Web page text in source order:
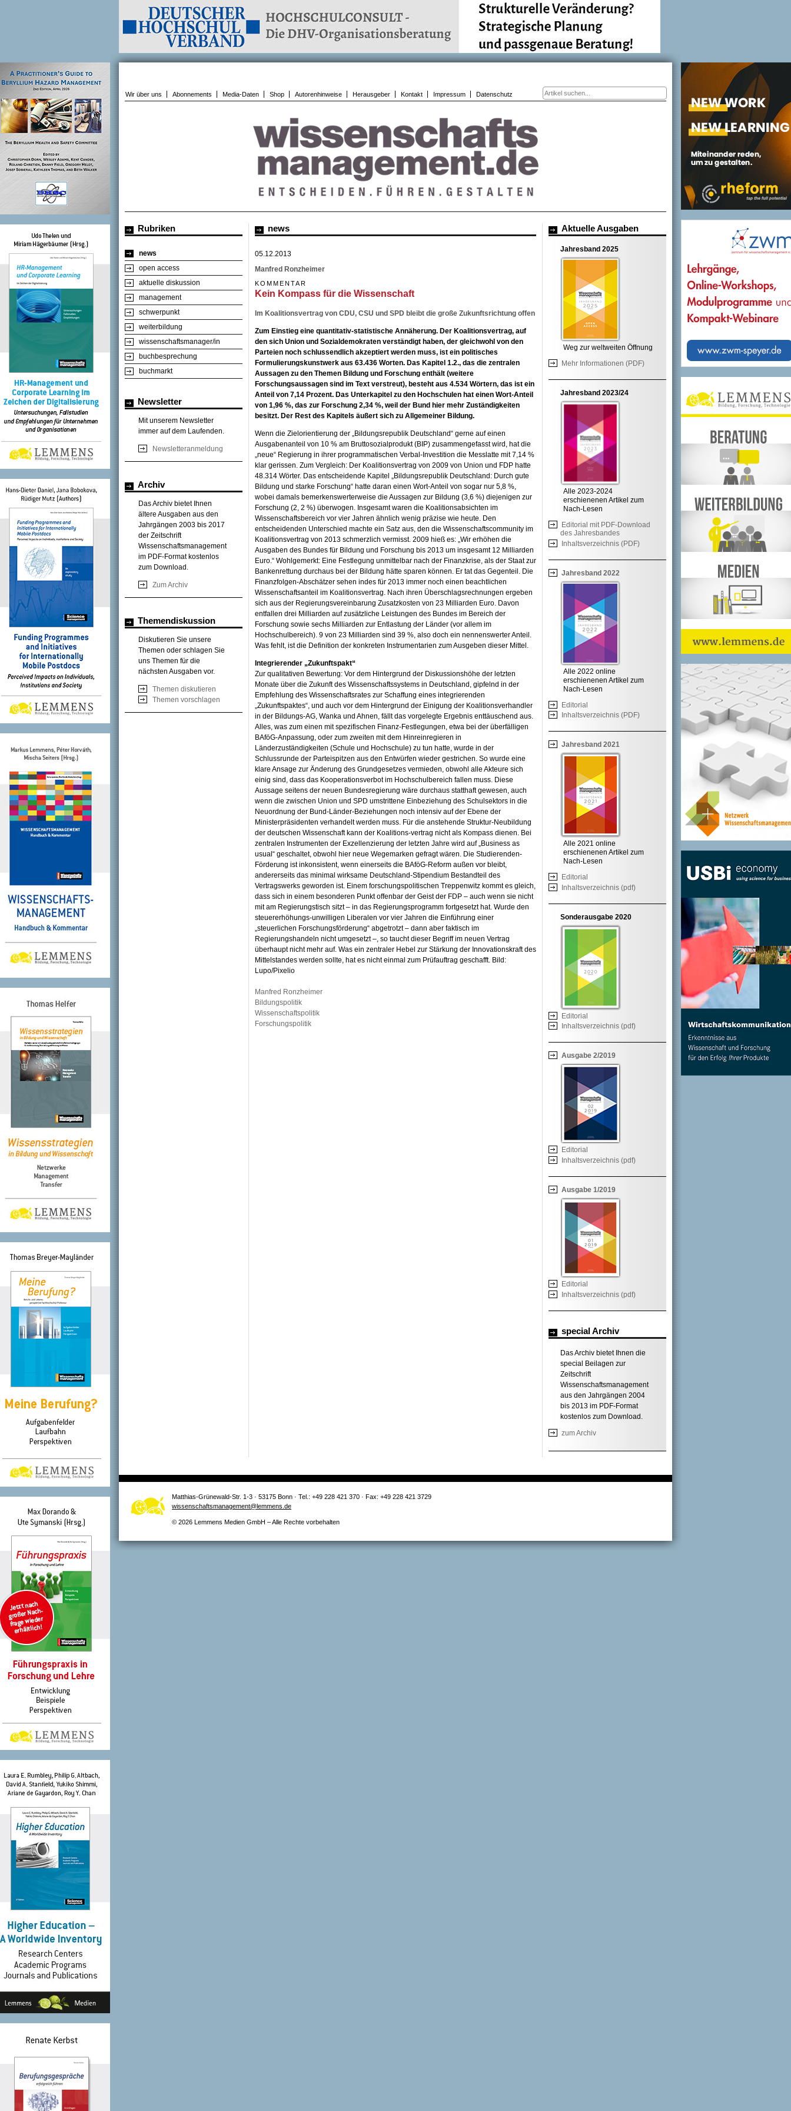
Wir über uns Abonnements Media-Daten Shop Autorenhinweise Herausgeber Kontakt Impressum Datenschutz Suchformular
Rubriken
news
open access
aktuelle diskussion
management
schwerpunkt
weiterbildung
wissenschaftsmanager/in
buchbesprechung
buchmarkt
Newsletter
Mit unserem Newsletter
immer auf dem Laufenden.
Newsletteranmeldung
Archiv
Das Archiv bietet Ihnen
ältere Ausgaben aus den
Jahrgängen 2003 bis 2017
der Zeitschrift
Wissenschaftsmanagement
im PDF-Format kostenlos
zum Download.
Zum Archiv
Themendiskussion
Diskutieren Sie unsere
Themen oder schlagen Sie
uns Themen für die
nächsten Ausgaben vor.
Themen diskutieren
Themen vorschlagen
Aktuelle Ausgaben
Jahresband 2025
Weg zur weltweiten Öffnung
Mehr Informationen (PDF)
Jahresband 2023/24
Alle 2023-2024
erschienenen Artikel zum
Nach-Lesen
Editorial mit PDF-Download
des Jahresbandes
Inhaltsverzeichnis (PDF)
Jahresband 2022
Alle 2022 online
erschienenen Artikel zum
Nach-Lesen
Editorial
Inhaltsverzeichnis (PDF)
Jahresband 2021
Alle 2021 online
erschienenen Artikel zum
Nach-Lesen
Editorial
Inhaltsverzeichnis (pdf)
Sonderausgabe 2020
Editorial
Inhaltsverzeichnis (pdf)
Ausgabe 2/2019
Editorial
Inhaltsverzeichnis (pdf)
Ausgabe 1/2019
Editorial
Inhaltsverzeichnis (pdf)
special Archiv
Das Archiv bietet Ihnen die
special Beilagen zur
Zeitschrift
Wissenschaftsmanagement
aus den Jahrgängen 2004
bis 2013 im PDF-Format
kostenlos zum Download.
zum Archiv
news
05.12.2013
Manfred Ronzheimer
KOMMENTAR
Kein Kompass für die Wissenschaft
Im Koalitionsvertrag von CDU, CSU und SPD bleibt die große Zukunftsrichtung offen
Zum Einstieg eine quantitativ-statistische Annäherung. Der Koalitionsvertrag, auf
den sich Union und Sozialdemokraten verständigt haben, der gleichwohl von den
Parteien noch schlussendlich akzeptiert werden muss, ist ein politisches
Formulierungskunstwerk aus 63.436 Worten. Das Kapitel 1.2., das die zentralen
Aussagen zu den Themen Bildung und Forschung enthält (weitere
Forschungsaussagen sind im Text verstreut), besteht aus 4.534 Wörtern, das ist ein
Anteil von 7,14 Prozent. Das Unterkapitel zu den Hochschulen hat einen Wort-Anteil
von 1,96 %, das zur Forschung 2,34 %, weil der Bund hier mehr Zuständigkeiten
besitzt. Der Rest des Kapitels äußert sich zu Allgemeiner Bildung.
Wenn die Zielorientierung der „Bildungsrepublik Deutschland“ gerne auf einen
Ausgabenanteil von 10 % am Bruttosozialprodukt (BIP) zusammengefasst wird, hat die
„neue“ Regierung in ihrer programmatischen Verbal-Investition die Messlatte mit 7,14 %
klar gerissen. Zum Vergleich: Der Koalitionsvertrag von 2009 von Union und FDP hatte
48.314 Wörter. Das entscheidende Kapitel „Bildungsrepublik Deutschland: Durch gute
Bildung und starke Forschung“ hatte daran einen Wort-Anteil von sogar nur 5,8 %,
wobei damals bemerkenswerterweise die Aussagen zur Bildung (3,6 %) diejenigen zur
Forschung (2, 2 %) überwogen. Insgesamt waren die Koalitionsabsichten im
Wissenschaftsbereich vor vier Jahren ähnlich wenig präzise wie heute. Den
entscheidenden Unterschied machte ein Satz aus, den die Wissenschaftscommunity im
Koalitionsvertrag von 2013 schmerzlich vermisst. 2009 hieß es: „Wir erhöhen die
Ausgaben des Bundes für Bildung und Forschung bis 2013 um insgesamt 12 Milliarden
Euro.“ Wohlgemerkt: Eine Festlegung unmittelbar nach der Finanzkrise, als der Staat zur
Bankenrettung durchaus bei der Bildung hätte sparen können. Er tat das Gegenteil. Die
Finanzfolgen-Abschätzer sehen indes für 2013 immer noch einen beachtlichen
Wissenschaftsanteil im Koalitionsvertrag. Nach ihren Überschlagsrechnungen ergeben
sich aus der Regierungsvereinbarung Zusatzkosten von 23 Milliarden Euro. Davon
entfallen drei Milliarden auf zusätzliche Leistungen des Bundes im Bereich der
Forschung sowie sechs Milliarden zur Entlastung der Länder (vor allem im
Hochschulbereich). 9 von 23 Milliarden sind 39 %, also doch ein nennenswerter Anteil.
Was fehlt, ist die Definition der konkreten Instrumentarien zum Ausgeben dieser Mittel.
Integrierender „Zukunftspakt“
Zur qualitativen Bewertung: Vor dem Hintergrund der Diskussionshöhe der letzten
Monate über die Zukunft des Wissenschaftssystems in Deutschland, gipfelnd in der
Empfehlung des Wissenschaftsrates zur Schaffung eines integrierenden
„Zukunftspaktes“, und auch vor dem Hintergrund der Einigung der Koalitionsverhandler
in der Bildungs-AG, Wanka und Ahnen, fällt das vorgelegte Ergebnis enttäuschend aus.
Alles, was zum einen mit spezifischen Finanz-Festlegungen, etwa bei der überfälligen
BAföG-Anpassung, oder zum zweiten mit dem Hinreinregieren in
Länderzuständigkeiten (Schule und Hochschule) zu tun hatte, wurde in der
Schlussrunde der Parteispitzen aus den Entwürfen wieder gestrichen. So wurde eine
klare Ansage zur Änderung des Grundgesetzes vermieden, obwohl alle Akteure sich
einig sind, dass das Kooperationsverbot im Hochschulbereich fallen muss. Diese
Aussage seitens der neuen Bundesregierung wäre durchaus statthaft gewesen, auch
wenn die zwischen Union und SPD umstrittene Einbeziehung des Schulsektors in die
Neuordnung der Bund-Länder-Beziehungen noch intensiv auf der Ebene der
Ministerpräsidenten verhandelt werden muss. Für die anstehende Struktur-Neubildung
der deutschen Wissenschaft kann der Koalitions-vertrag nicht als Kompass dienen. Bei
zentralen Instrumenten der Exzellenzierung der letzten Jahre wird auf „Business as
usual“ geschaltet, obwohl hier neue Wegemarken gefragt wären. Die Studierenden-
Förderung ist inkonsistent, wenn einerseits die BAföG-Reform außen vor bleibt,
andererseits das minimal wirksame Deutschland-Stipendium Bestandteil des
Vertragswerks geworden ist. Einem forschungspolitischen Treppenwitz kommt es gleich,
dass sich in einem besonderen Punkt offenbar der Geist der FDP – auch wenn sie nicht
mit am Regierungstisch sitzt – in das Regierungsprogramm fortgesetzt hat. Wurde den
steuererhöhungs-unwilligen Liberalen vor vier Jahren die Einführung einer
„steuerlichen Forschungsförderung“ abgetrotzt – dann aber faktisch im
Regierungshandeln nicht umgesetzt –, so taucht dieser Begriff im neuen Vertrag
überhaupt nicht mehr auf. Was ein zentraler Hebel zur Stärkung der Innovationskraft des
Mittelstandes werden sollte, hat es nicht einmal zum Prüfauftrag geschafft. Bild:
Lupo/Pixelio
Manfred Ronzheimer
Bildungspolitik
Wissenschaftspolitik
Forschungspolitik
Matthias-Grünewald-Str. 1-3 · 53175 Bonn · Tel.: +49 228 421 370 · Fax: +49 228 421 3729
wissenschaftsmanagement@lemmens.de
© 2026 Lemmens Medien GmbH – Alle Rechte vorbehalten